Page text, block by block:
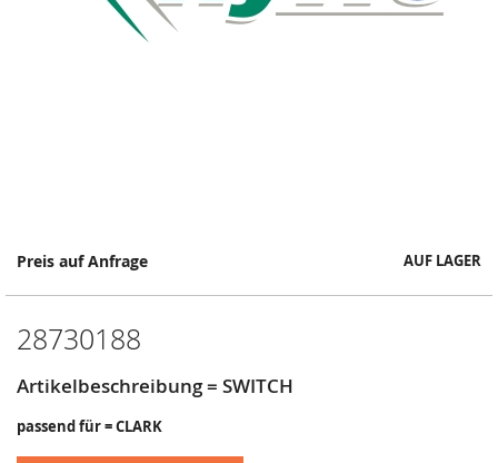
Preis auf Anfrage AUF LAGER
28730188
Artikelbeschreibung = SWITCH
passend für = CLARK
Springe
Anfang
Bildergalerie